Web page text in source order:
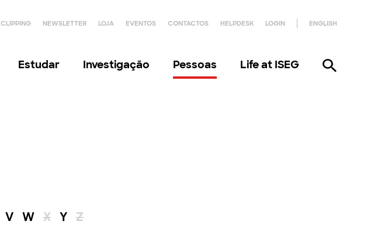
CLIPPING NEWSLETTER LOJA EVENTOS CONTACTOS HELPDESK LOGIN ENGLISH
Estudar Investigação Pessoas Life at ISEG
V W X Y Z